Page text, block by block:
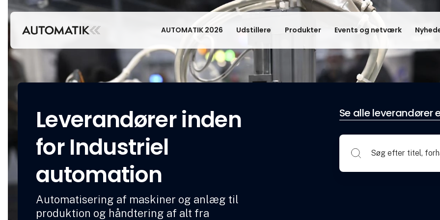
AUTOMATIK 2026 Udstillere Produkter Events og netværk
Leverandører inden
for Industriel
automation
Automatisering af maskiner og anlæg til
produktion og håndtering af alt fra
Se alle leverandører